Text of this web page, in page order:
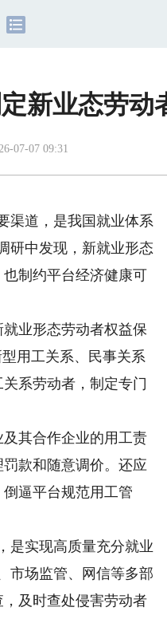
新业态劳动
07-07 09:31
道，是我国就业体系
研中发现，新就业形态
制约平台经济健康可
业形态劳动者权益保
用工关系、民事关系
系劳动者，制定专门
其合作企业的用工责
款和随意调价。还应
逼平台规范用工管
实现高质量充分就业
市场监管、网信等多部
及时查处侵害劳动者